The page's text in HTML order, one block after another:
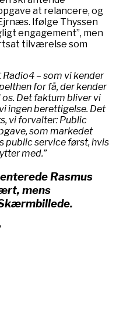
at relancere, og
Ifølge Thyssen
engagement”, men
tilværelse som
– som vi kender
for få, der kender
Det faktum bliver vi
ingen berettigelse. Det
vi forvalter: Public
som markedet
public service først, hvis
med.”
Rasmus
mens